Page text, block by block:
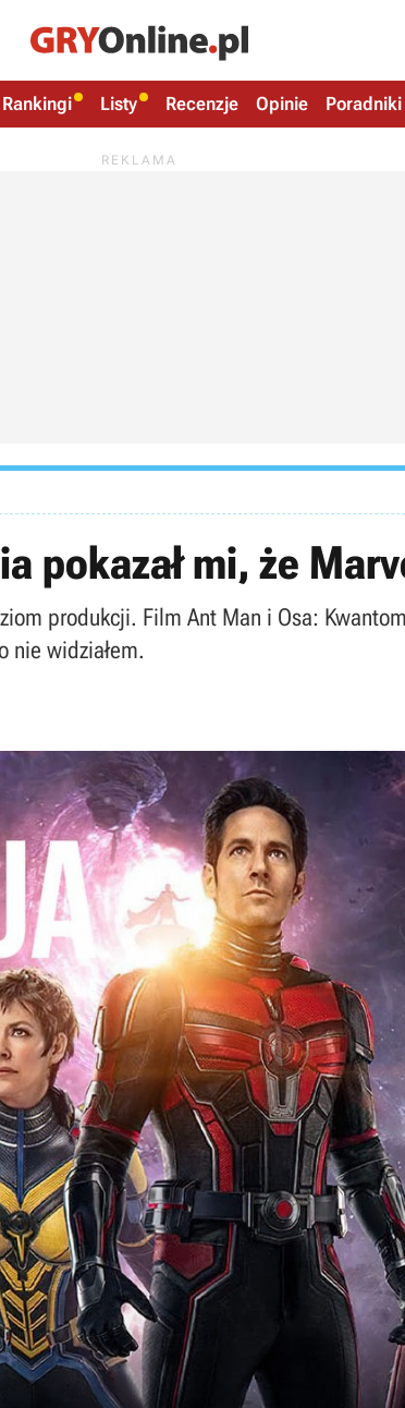
Rankingi Listy Recenzje Opinie Poradniki
pokazał mi, że
produkcji. Film Ant Man i Osa:
nie widziałem.